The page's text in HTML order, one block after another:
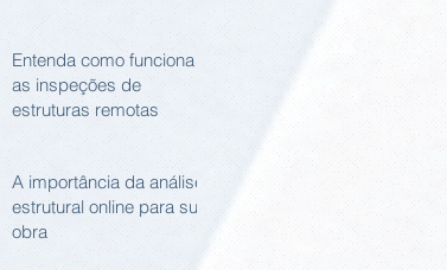
Entenda como funciona
as inspeções de
estruturas remotas
A importância da análise
estrutural online para sua
obra